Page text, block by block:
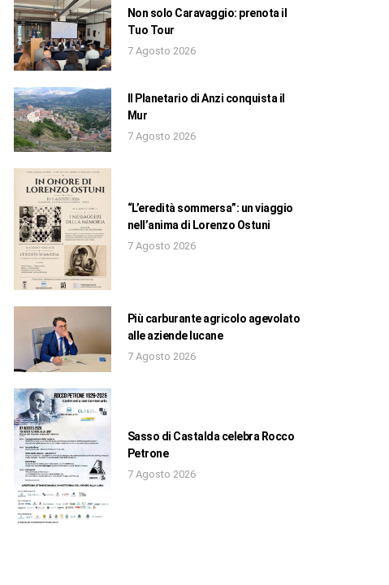
Non solo Caravaggio: prenota il
Tuo Tour
7 Agosto 2026
Il Planetario di Anzi conquista il
Mur
7 Agosto 2026
“L’eredità sommersa”: un viaggio
nell’anima di Lorenzo Ostuni
7 Agosto 2026
Più carburante agricolo agevolato
alle aziende lucane
7 Agosto 2026
Sasso di Castalda celebra Rocco
Petrone
7 Agosto 2026